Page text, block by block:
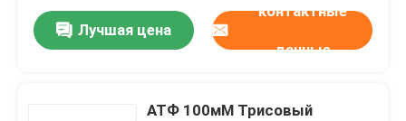
Лучшая цена
контактные
данные
АТФ 100мМ Трисовый